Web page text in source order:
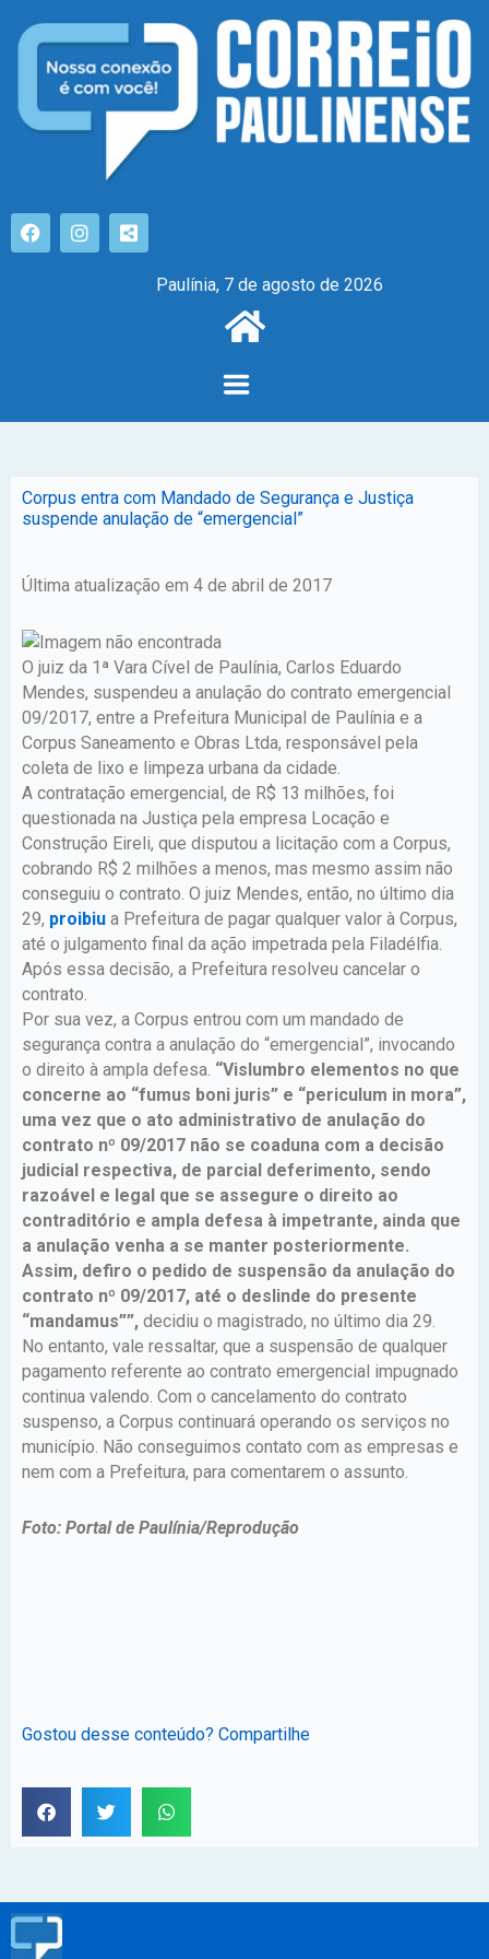
Paulínia, 7 de agosto de 2026
Corpus entra com Mandado de Segurança e Justiça
suspende anulação de “emergencial”
Última atualização em 4 de abril de 2017
O juiz da 1ª Vara Cível de Paulínia, Carlos Eduardo
Mendes, suspendeu a anulação do contrato emergencial
09/2017, entre a Prefeitura Municipal de Paulínia e a
Corpus Saneamento e Obras Ltda, responsável pela
coleta de lixo e limpeza urbana da cidade.
A contratação emergencial, de R$ 13 milhões, foi
questionada na Justiça pela empresa Locação e
Construção Eireli, que disputou a licitação com a Corpus,
cobrando R$ 2 milhões a menos, mas mesmo assim não
conseguiu o contrato. O juiz Mendes, então, no último dia
29, proibiu a Prefeitura de pagar qualquer valor à Corpus,
até o julgamento final da ação impetrada pela Filadélfia.
Após essa decisão, a Prefeitura resolveu cancelar o
contrato.
Por sua vez, a Corpus entrou com um mandado de
segurança contra a anulação do “emergencial”, invocando
o direito à ampla defesa. “Vislumbro elementos no que
concerne ao “fumus boni juris” e “periculum in mora”,
uma vez que o ato administrativo de anulação do
contrato nº 09/2017 não se coaduna com a decisão
judicial respectiva, de parcial deferimento, sendo
razoável e legal que se assegure o direito ao
contraditório e ampla defesa à impetrante, ainda que
a anulação venha a se manter posteriormente.
Assim, defiro o pedido de suspensão da anulação do
contrato nº 09/2017, até o deslinde do presente
“mandamus””, decidiu o magistrado, no último dia 29.
No entanto, vale ressaltar, que a suspensão de qualquer
pagamento referente ao contrato emergencial impugnado
continua valendo. Com o cancelamento do contrato
suspenso, a Corpus continuará operando os serviços no
município. Não conseguimos contato com as empresas e
nem com a Prefeitura, para comentarem o assunto.
Foto: Portal de Paulínia/Reprodução
Gostou desse conteúdo? Compartilhe